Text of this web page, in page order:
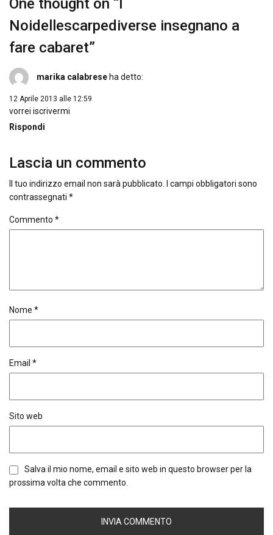
One thought on “I
Noidellescarpediverse insegnano a
fare cabaret”
marika calabrese ha detto:
12 Aprile 2013 alle 12:59
vorrei iscrivermi
Rispondi
Lascia un commento
Il tuo indirizzo email non sarà pubblicato.
I campi obbligatori sono
contrassegnati *
Commento *
Nome *
Email *
Sito web
Salva il mio nome, email e sito web in questo browser per la
prossima volta che commento.